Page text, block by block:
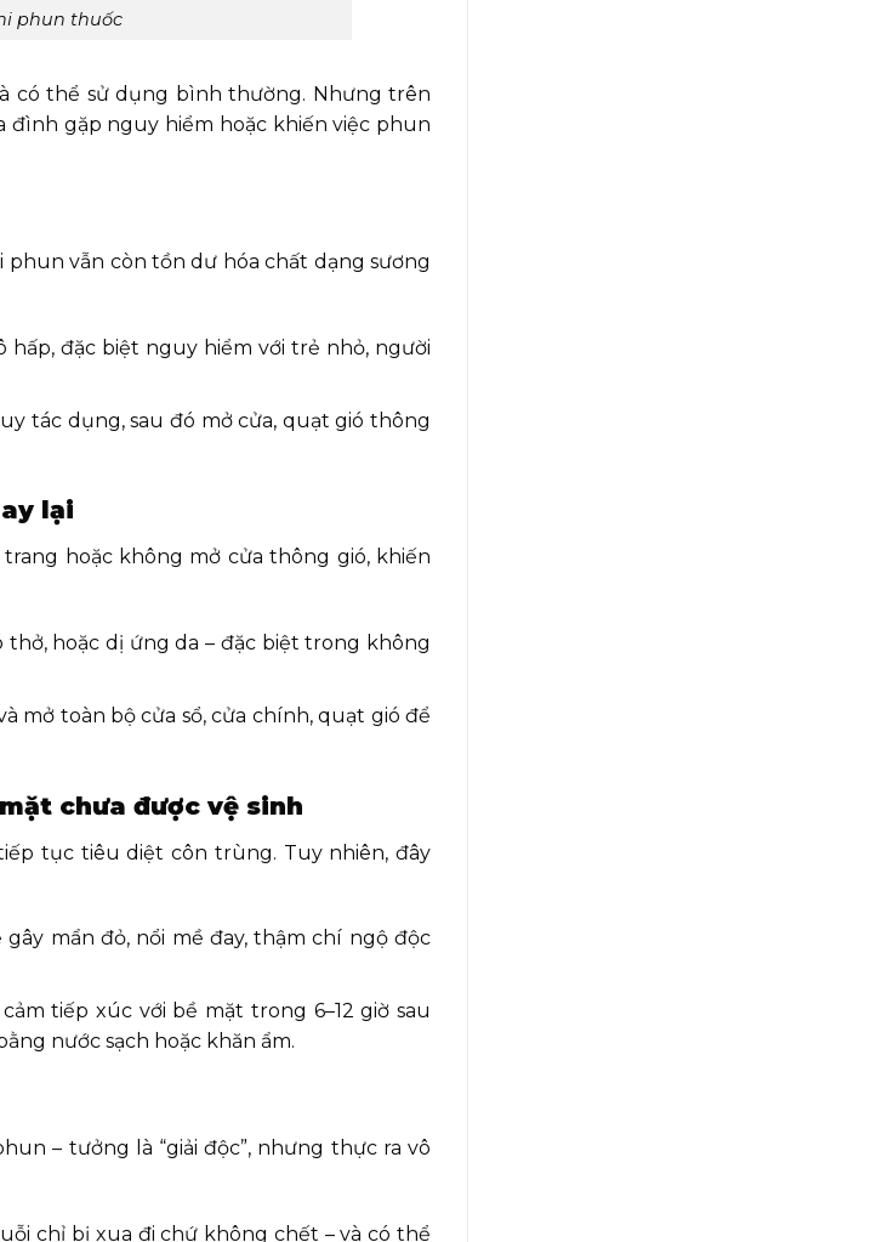
phun thuốc
có thể sử dụng bình thường. Nhưng trên
gặp nguy hiểm hoặc khiến việc phun
vẫn còn tồn dư hóa chất dạng sương
đặc biệt nguy hiểm với trẻ nhỏ, người
tác dụng, sau đó mở cửa, quạt gió thông
lại
hoặc không mở cửa thông gió, khiến
hoặc dị ứng da – đặc biệt trong không
mở toàn bộ cửa sổ, cửa chính, quạt gió để
chưa được vệ sinh
tục tiêu diệt côn trùng. Tuy nhiên, đây
mẩn đỏ, nổi mề đay, thậm chí ngộ độc
tiếp xúc với bề mặt trong 6–12 giờ sau
nước sạch hoặc khăn ẩm.
– tưởng là “giải độc”, nhưng thực ra vô
chỉ bị xua đi chứ không chết – và có thể